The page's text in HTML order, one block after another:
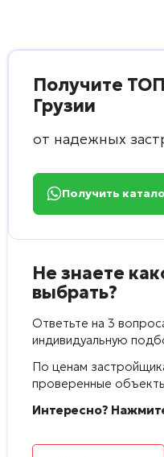
Получите
Грузии
от надежных
Получить
Не знаете
выбрать?
Ответьте на 3
индивидуальную
По ценам
проверенные
Интересно?